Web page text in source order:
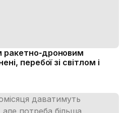
перебої зі світлом і